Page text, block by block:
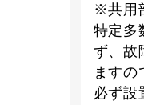
※共用
特定多
ず、故
ますの
必ず設